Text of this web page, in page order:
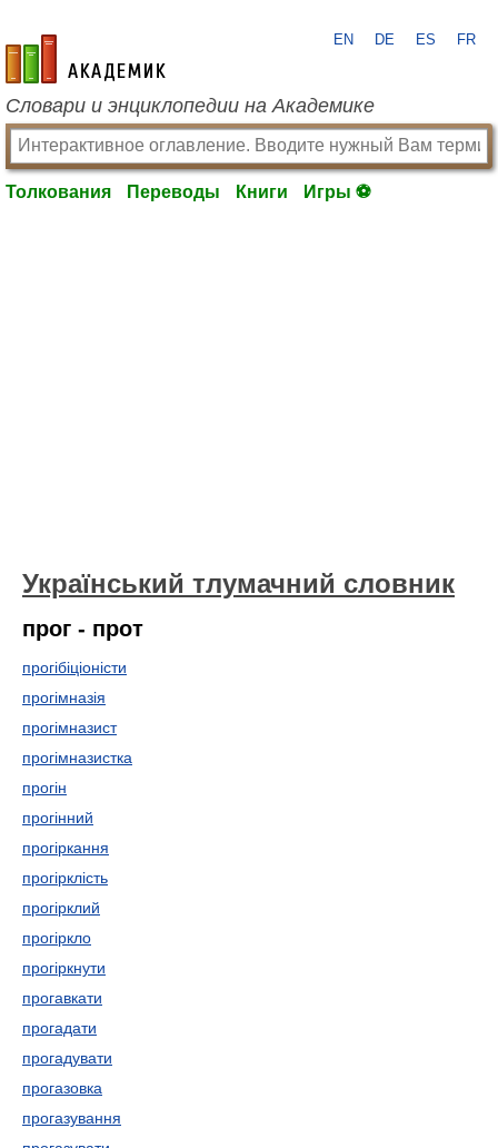
academic.ru
EN DE ES FR
Словари и энциклопедии на Академике
Толкования Переводы Книги Игры ⚽
Український тлумачний словник
прог - прот
прогібіціоністи
прогімназія
прогімназист
прогімназистка
прогін
прогінний
прогіркання
прогірклість
прогірклий
прогіркло
прогіркнути
прогавкати
прогадати
прогадувати
прогазовка
прогазування